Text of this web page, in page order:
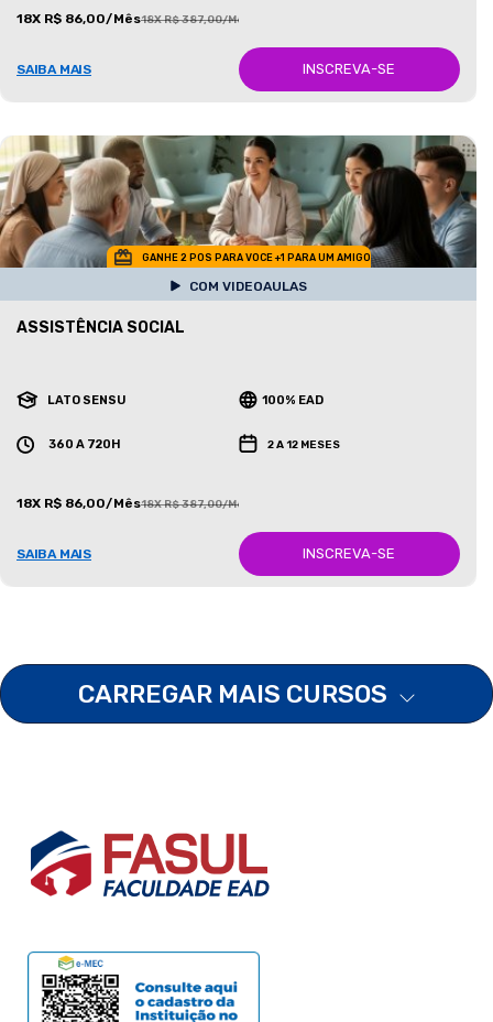
18X R$ 86,00/Mês18X R$ 387,00/Mês
SAIBA MAIS INSCREVA-SE
GANHE 2 POS PARA VOCE +1 PARA UM AMIGO
COM VIDEOAULAS
ASSISTÊNCIA SOCIAL
LATO SENSU 100% EAD
360 A 720H 2 A 12 MESES
18X R$ 86,00/Mês18X R$ 387,00/Mês
SAIBA MAIS INSCREVA-SE
CARREGAR MAIS CURSOS